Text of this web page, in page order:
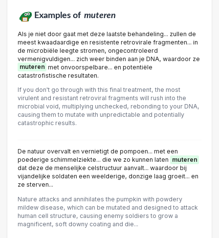
Examples of muteren
Als je niet door gaat met deze laatste behandeling... zullen de
meest kwaadaardige en resistente retrovirale fragmenten... in
de microbiële leegte stromen, ongecontroleerd
vermenigvuldigen... zich weer binden aan je DNA, waardoor ze
muteren met onvoorspelbare... en potentiële
catastrofistische resultaten.
If you don't go through with this final treatment, the most
virulent and resistant retroviral fragments will rush into the
microbial void, multiplying unchecked, rebonding to your DNA,
causing them to mutate with unpredictable and potentially
catastrophic results.
De natuur overvalt en vernietigt de pompoen... met een
poederige schimmelziekte... die we zo kunnen laten muteren
dat deze de menselijke celstructuur aanvalt... waardoor bij
vijandelijke soldaten een weelderige, donzige laag groeit... en
ze sterven...
Nature attacks and annihilates the pumpkin with powdery
mildew disease, which can be mutated and designed to attack
human cell structure, causing enemy soldiers to grow a
magnificent, soft downy coating and die...